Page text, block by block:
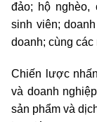
đảo; hộ nghèo,
sinh viên;
doanh; cùng các
Chiến lược
và doanh
sản phẩm và